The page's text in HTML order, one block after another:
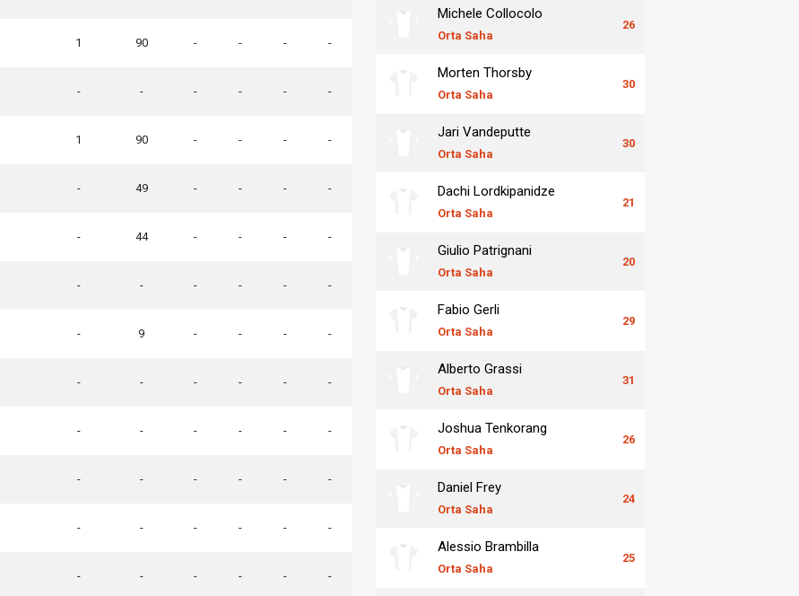
1 90 - - - -
- - - - - -
1 90 - - - -
- 49 - - - -
- 44 - - - -
- - - - - -
- 9 - - - -
- - - - - -
- - - - - -
- - - - - -
- - - - - -
- - - - - -
Michele Collocolo
Orta Saha
26
Morten Thorsby
Orta Saha
30
Jari Vandeputte
Orta Saha
30
Dachi Lordkipanidze
Orta Saha
21
Giulio Patrignani
Orta Saha
20
Fabio Gerli
Orta Saha
29
Alberto Grassi
Orta Saha
31
Joshua Tenkorang
Orta Saha
26
Daniel Frey
Orta Saha
24
Alessio Brambilla
Orta Saha
25